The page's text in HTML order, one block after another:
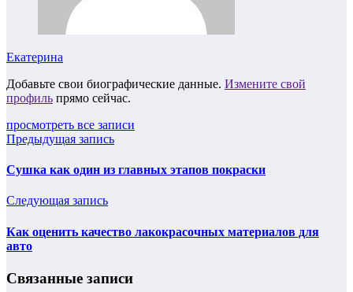
Екатерина
Добавьте свои биографические данные. Измените свой
профиль прямо сейчас.
просмотреть все записи
Предыдущая запись
Сушка как один из главных этапов покраски
Следующая запись
Как оценить качество лакокрасочных материалов для
авто
Связанные записи